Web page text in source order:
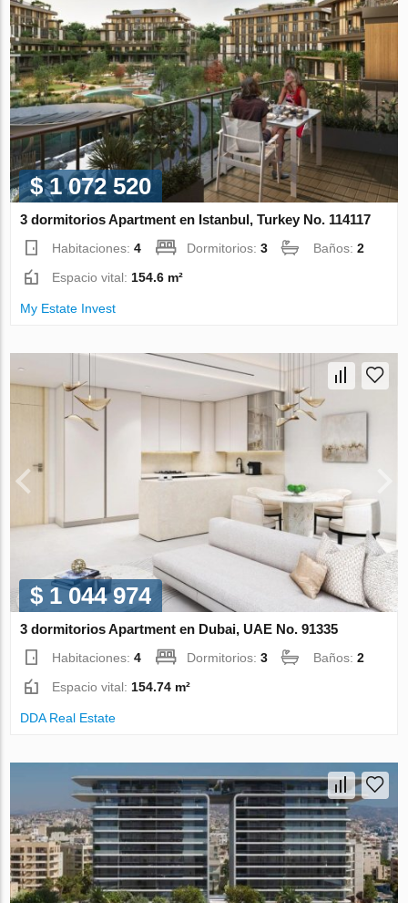
$ 1 072 520
3 dormitorios Apartment en Istanbul, Turkey No. 114117
Habitaciones:4 Dormitorios:3 Baños:2
Espacio vital: 154.6 m²
My Estate Invest
$ 1 044 974
3 dormitorios Apartment en Dubai, UAE No. 91335
Habitaciones:4 Dormitorios:3 Baños:2
Espacio vital: 154.74 m²
DDA Real Estate